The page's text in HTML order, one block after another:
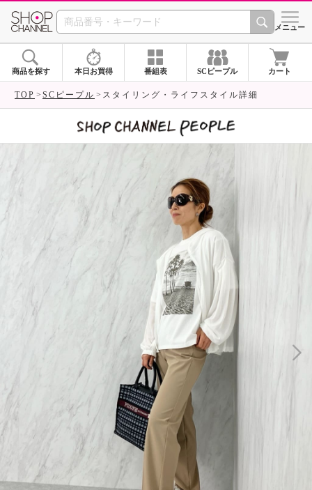
SHOP CHANNEL シメニュー
商品を探す 本日お買得 番組表 SCピープル カート
TOP SCピープル スタイリング・ライフスタイル詳細